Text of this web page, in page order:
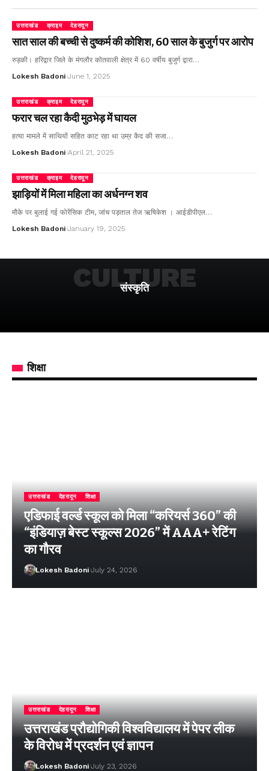
उत्तराखंड क्राइम देहरादून
सात साल की बच्ची से दुष्कर्म की कोशिश, 60 साल के बुजुर्ग पर आरोप
रुड़की। हरिद्वार जिले के मंगलौर कोतवाली क्षेत्र में 60 वर्षीय बुजुर्ग द्वारा…
Lokesh Badoni June 1, 2025
उत्तराखंड क्राइम देहरादून
फरार चल रहा कैदी मुठभेड़ में घायल
हत्या मामले में साथियों सहित काट रहा था उम्र कैद की सजा…
Lokesh Badoni April 21, 2025
उत्तराखंड क्राइम देहरादून
झाड़ियों में मिला महिला का अर्धनग्न शव
मौके पर बुलाई गई फोरेंसिक टीम, जांच पड़ताल तेज ऋषिकेश । आईडीपीएल…
Lokesh Badoni January 19, 2025
संस्कृति
CULTURE
शिक्षा
उत्तराखंड देहरादून शिक्षा
एडिफाई वर्ल्ड स्कूल को मिला “करियर्स 360” की
“इंडियाज़ बेस्ट स्कूल्स 2026” में AAA+ रेटिंग
का गौरव
Lokesh Badoni July 24, 2026
उत्तराखंड देहरादून शिक्षा
उत्तराखंड प्रौद्योगिकी विश्वविद्यालय में पेपर लीक
के विरोध में प्रदर्शन एवं ज्ञापन
Lokesh Badoni July 23, 2026